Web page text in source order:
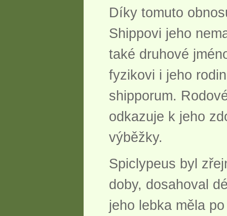
Díky tomuto
Shippovi jeho
také druhové
fyzikovi i jeho
shipporum.
odkazuje k jeho
výběžky.
Spiclypeus byl
doby, dosahoval
jeho lebka měla